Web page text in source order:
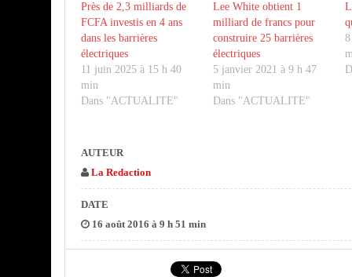
Près de 2,3 milliards de
FCFA investis en 4 ans
dans les barrières
électriques
11 juin 2025 à 15 h 40
min
Dans "ACTUALITE"
Lee White obtient 1
milliard de francs pour
construire 25 barrières
électriques
5 janvier 2021 à 9 h 47
min
Dans "ACTUALITE"
AUTEUR
La Redaction
DATE
16 août 2016 à 9 h 51 min